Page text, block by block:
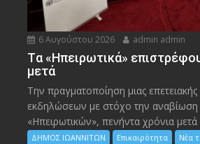
6 Αυγούστου 2026 admin admin
Tα «Ηπειρωτικά»
μετά
Την πραγματοποίηση μιας επετειακής
εκδηλώσεων με στόχο την
«Ηπειρωτικών», πενήντα χρόνια μετά
ΔΗΜΟΣ ΙΩΑΝΝΙΤΩΝ Επικαιρότητα
Νέα